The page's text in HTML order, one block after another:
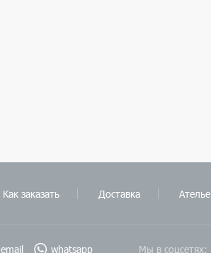
Как заказать Доставка Ателье
email whatsapp Мы в соцсетях: